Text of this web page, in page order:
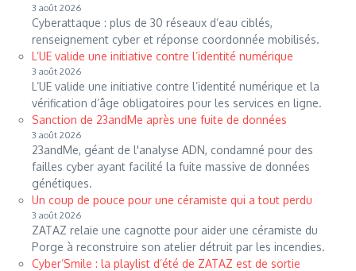
3 août 2026
Cyberattaque : plus de 30 réseaux d’eau ciblés,
renseignement cyber et réponse coordonnée mobilisés.
L’UE valide une initiative contre l’identité numérique
3 août 2026
L’UE valide une initiative contre l’identité numérique et la
vérification d’âge obligatoires pour les services en ligne.
Sanction de 23andMe après une fuite de données
3 août 2026
23andMe, géant de l'analyse ADN, condamné pour des
failles cyber ayant facilité la fuite massive de données
génétiques.
Un coup de pouce pour une céramiste qui a tout perdu
3 août 2026
ZATAZ relaie une cagnotte pour aider une céramiste du
Porge à reconstruire son atelier détruit par les incendies.
Cyber’Smile : la playlist d’été de ZATAZ est de sortie